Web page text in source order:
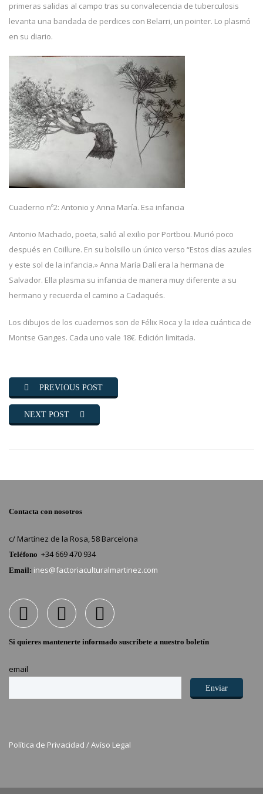
primeras salidas al campo tras su convalecencia de tuberculosis
levanta una bandada de perdices con Belarri, un pointer. Lo plasmó
en su diario.
Cuaderno nº2: Antonio y Anna María. Esa infancia
Antonio Machado, poeta, salió al exilio por Portbou. Murió poco
después en Coillure. En su bolsillo un único verso “Estos días azules
y este sol de la infancia.» Anna María Dalí era la hermana de
Salvador. Ella plasma su infancia de manera muy diferente a su
hermano y recuerda el camino a Cadaqués.
Los dibujos de los cuadernos son de Félix Roca y la idea cuántica de
Montse Ganges. Cada uno vale 18€. Edición limitada.
PREVIOUS POST
NEXT POST
Contacta con nosotros
c/ Martínez de la Rosa, 58 Barcelona
Teléfono +34 669 470 934
Email: ines@factoriaculturalmartinez.com
Si quieres mantenerte informado suscribete a nuestro boletín
email
Política de Privacidad /Avíso Legal